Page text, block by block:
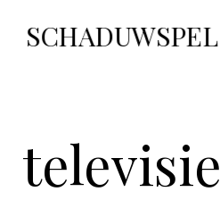
SCHADUWSPEL
televisie